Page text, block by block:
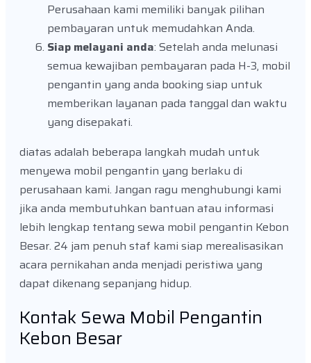
Perusahaan kami memiliki banyak pilihan
pembayaran untuk memudahkan Anda.
Siap melayani anda: Setelah anda melunasi
semua kewajiban pembayaran pada H-3, mobil
pengantin yang anda booking siap untuk
memberikan layanan pada tanggal dan waktu
yang disepakati.
diatas adalah beberapa langkah mudah untuk
menyewa mobil pengantin yang berlaku di
perusahaan kami. Jangan ragu menghubungi kami
jika anda membutuhkan bantuan atau informasi
lebih lengkap tentang sewa mobil pengantin Kebon
Besar. 24 jam penuh staf kami siap merealisasikan
acara pernikahan anda menjadi peristiwa yang
dapat dikenang sepanjang hidup.
Kontak Sewa Mobil Pengantin
Kebon Besar